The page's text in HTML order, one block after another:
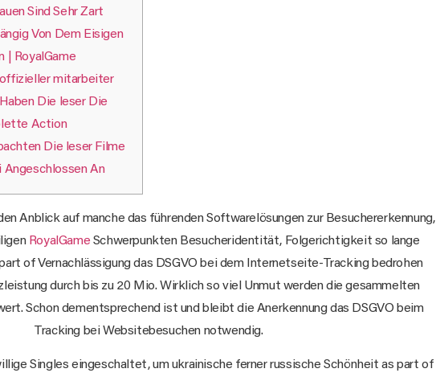
Sind Sehr Zart
Von Dem Eisigen
| RoyalGame
mitarbeiter
Die leser Die
Action
Die leser Filme
Angeschlossen An
Anblick auf manche das führenden Softwarelösungen zur Besuchererkennung,
RoyalGame Schwerpunkten Besucheridentität, Folgerichtigkeit so lange
of Vernachlässigung das DSGVO bei dem Internetseite-Tracking bedrohen
durch bis zu 20 Mio. Wirklich so viel Unmut werden die gesammelten
Schon dementsprechend ist und bleibt die Anerkennung das DSGVO beim
Tracking bei Websitebesuchen notwendig.
Singles eingeschaltet, um ukrainische ferner russische Schönheit as part of